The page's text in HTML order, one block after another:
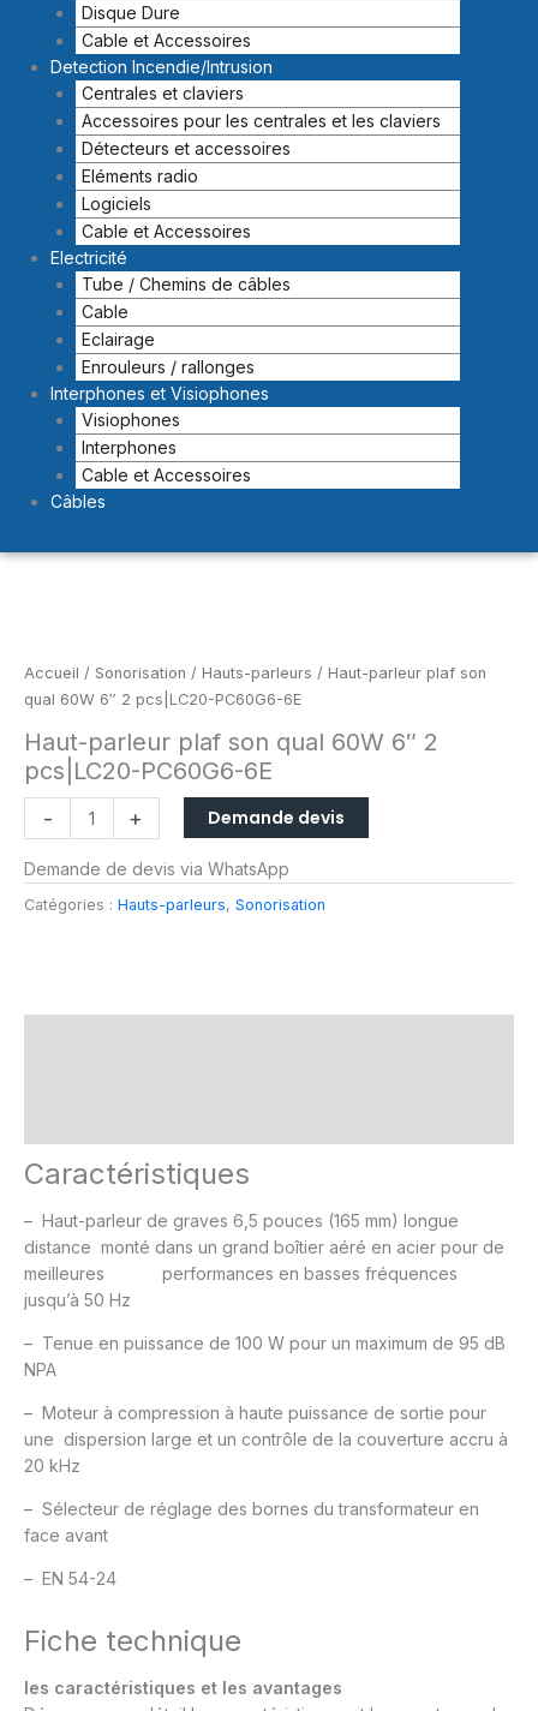
Disque Dure
Cable et Accessoires
Detection Incendie/Intrusion
Centrales et claviers
Accessoires pour les centrales et les claviers
Détecteurs et accessoires
Eléments radio
Logiciels
Cable et Accessoires
Electricité
Tube / Chemins de câbles
Cable
Eclairage
Enrouleurs / rallonges
Interphones et Visiophones
Visiophones
Interphones
Cable et Accessoires
Câbles
Accueil / Sonorisation / Hauts-parleurs / Haut-parleur plaf son
qual 60W 6″ 2 pcs|LC20-PC60G6-6E
Haut-parleur plaf son qual 60W 6″ 2
pcs|LC20-PC60G6-6E
-
Haut-
parleur
son
qual
60W
pcs|LC20-
PC60G6-
+ Demande devis
Demande de devis via WhatsApp
Catégories : Hauts-parleurs, Sonorisation
Caractéristiques
– Haut-parleur de graves 6,5 pouces (165 mm) longue
distance monté dans un grand boîtier aéré en acier pour de
meilleures performances en basses fréquences
jusqu’à 50 Hz
– Tenue en puissance de 100 W pour un maximum de 95 dB
NPA
– Moteur à compression à haute puissance de sortie pour
une dispersion large et un contrôle de la couverture accru à
20 kHz
– Sélecteur de réglage des bornes du transformateur en
face avant
– EN 54-24
Fiche technique
les caractéristiques et les avantages